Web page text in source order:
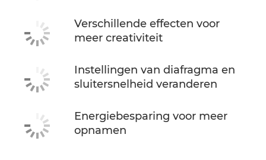
Verschillende effecten voor
meer creativiteit
Instellingen van diafragma en
sluitersnelheid veranderen
Energiebesparing voor meer
opnamen